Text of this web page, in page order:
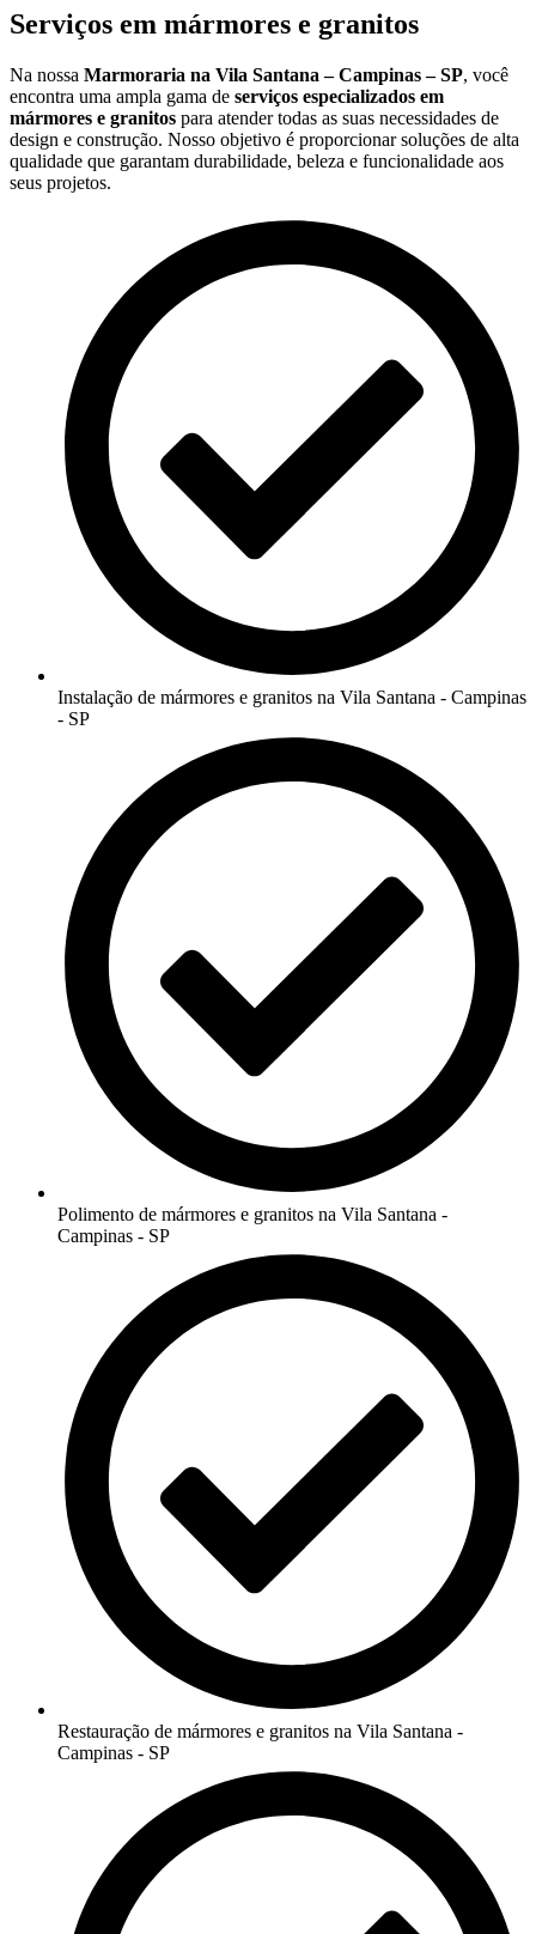
Serviços em mármores e granitos
Na nossa Marmoraria na Vila Santana – Campinas – SP, você
encontra uma ampla gama de serviços especializados em
mármores e granitos para atender todas as suas necessidades de
design e construção. Nosso objetivo é proporcionar soluções de alta
qualidade que garantam durabilidade, beleza e funcionalidade aos
seus projetos.
Instalação de mármores e granitos na Vila Santana - Campinas
- SP
Polimento de mármores e granitos na Vila Santana -
Campinas - SP
Restauração de mármores e granitos na Vila Santana -
Campinas - SP